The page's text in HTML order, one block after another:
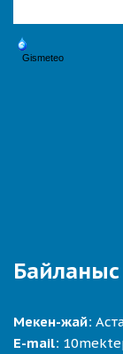
Байланыс
Мекен-жай:
E-mail: